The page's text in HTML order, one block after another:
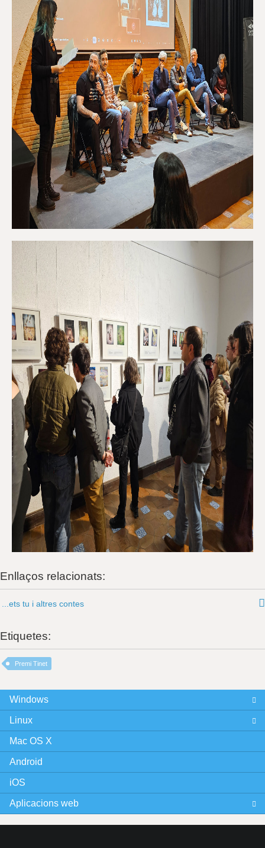
Enllaços relacionats:
...ets tu i altres contes
Etiquetes:
Premi Tinet
Windows
Linux
Mac OS X
Android
iOS
Aplicacions web